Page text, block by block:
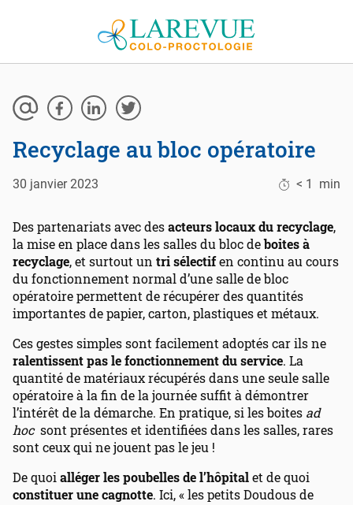
Recyclage au bloc opératoire
30 janvier 2023 < 1 min
Des partenariats avec desacteurs locaux du recyclage,
la mise en place dans les salles du bloc deboites à
recyclage, et surtout un tri sélectifen continu au cours
du fonctionnement normal d’une salle de bloc
opératoire permettent de récupérer des quantités
importantes de papier, carton, plastiques et métaux.
Ces gestes simples sont facilement adoptés car ils ne
ralentissent pas le fonctionnement du service. La
quantité de matériaux récupérés dans une seule salle
opératoire à la fin de la journée suffit à démontrer
l’intérêt de la démarche. En pratique, si les boites ad
hoc sont présentes et identifiées dans les salles, rares
sont ceux qui ne jouent pas le jeu !
De quoialléger les poubelles de l’hôpitalet de quoi
constituer une cagnotte. Ici, « les petits Doudous de